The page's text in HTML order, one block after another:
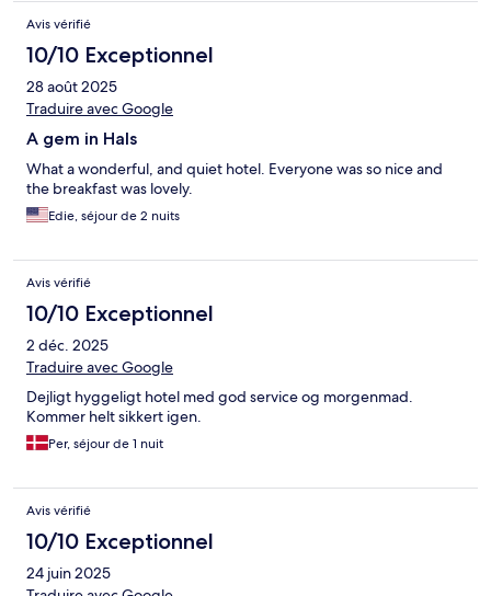
Avis vérifié
10/10 Exceptionnel
28 août 2025
Traduire avec Google
A gem in Hals
What a wonderful, and quiet hotel. Everyone was so nice and
the breakfast was lovely.
Edie, séjour de 2 nuits
Avis vérifié
10/10 Exceptionnel
2 déc. 2025
Traduire avec Google
Dejligt hyggeligt hotel med god service og morgenmad.
Kommer helt sikkert igen.
Per, séjour de 1 nuit
Avis vérifié
10/10 Exceptionnel
24 juin 2025